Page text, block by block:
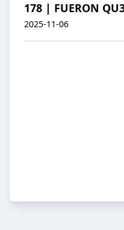
178 | FUERON
2025-11-06